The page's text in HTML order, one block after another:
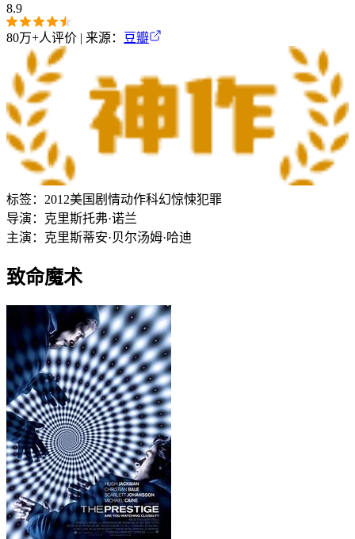
8.9
80万+人评价 | 来源： 豆瓣
标签： 2012美国 剧情动作科幻惊悚犯罪
导演： 克里斯托弗·诺兰
主演： 克里斯蒂安·贝尔汤姆·哈迪
致命魔术